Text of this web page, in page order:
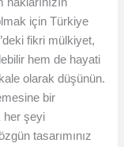
için Türkiye
fikri mülkiyet,
hem de hayati
olarak düşünün.
bir
her şeyi
tasarımınız